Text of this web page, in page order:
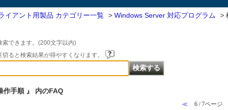
イアント用製品 カテゴリー一覧 > Windows Server 対応プログラム >
索できます。(200文字以内)
ると検索結果が得やすくなります。
作手順 』 内のFAQ
≪ 6 / 7ページ